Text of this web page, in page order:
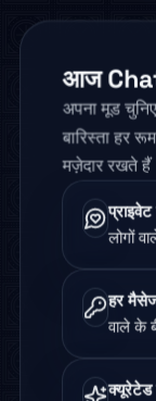
आज Chat
अपना मूड
बारिस्ता हर
मज़ेदार रखते
लोगों
हर
वाले के
क्यूरेटेड